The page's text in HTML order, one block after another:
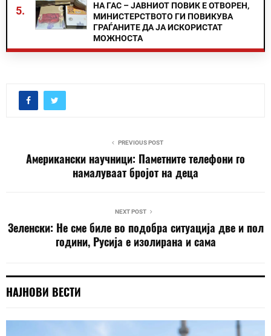
5.
НА ГАС – ЈАВНИОТ ПОВИК Е ОТВОРЕН,
МИНИСТЕРСТВОТО ГИ ПОВИКУВА
ГРАЃАНИТЕ ДА ЈА ИСКОРИСТАТ
МОЖНОСТА
PREVIOUS POST
Американски научници: Паметните телефони го
намалуваат бројот на деца
NEXT POST
Зеленски: Не сме биле во подобра ситуација две и пол
години, Русија е изолирана и сама
НАЈНОВИ ВЕСТИ